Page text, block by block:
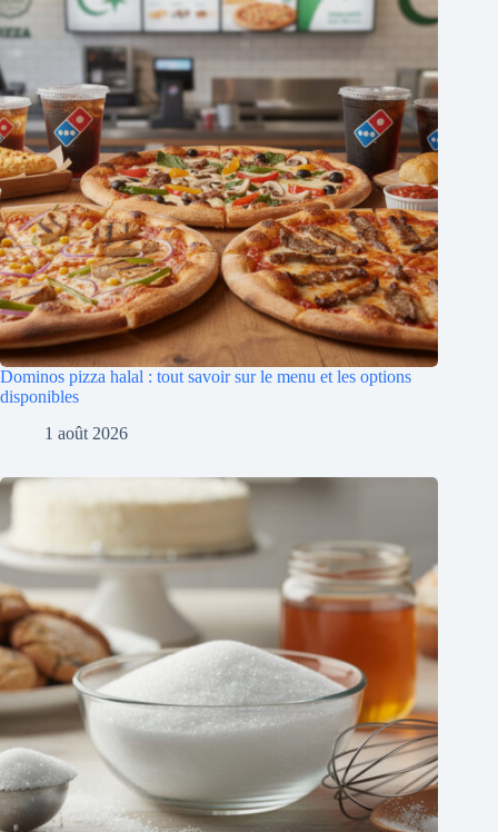
Dominos pizza halal : tout savoir sur le menu et les options
disponibles
1 août 2026